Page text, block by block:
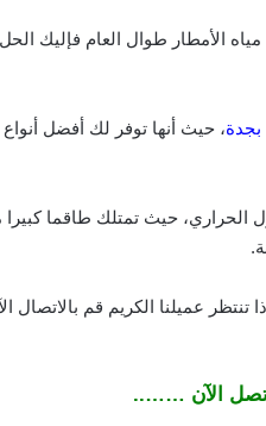
الأمطار طوال العام فإليك
بجدة، حيث أنها توفر لك أفضل أنواع
الحراري، حيث تمتلك طاقما كبيرا
تنتظر عميلنا الكريم قم بالاتصال
الآن ……..